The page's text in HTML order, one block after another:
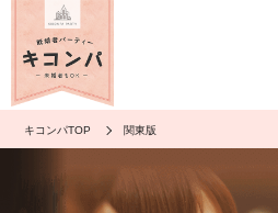
キコンパTOP 関東版